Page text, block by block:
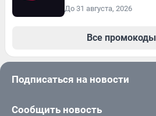
До 31 августа, 2026
Все промокоды
Подписаться на новости
Сообщить новость